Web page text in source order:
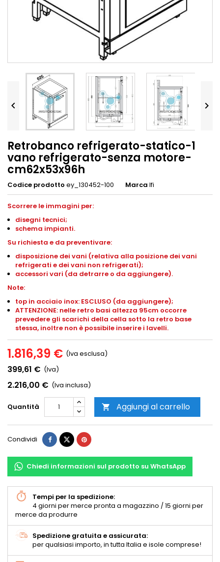
 
Retrobanco refrigerato-statico-1
vano refrigerato-senza motore-
cm62x53x96h
Codice prodotto ey_130452-100 Marca Ifi
Scorrere le immagini per:
disegni tecnici;
schema impianti.
Su richiesta e da preventivare:
disposizione dei vani (relativa alla posizione dei vani
refrigerati e dei vani non refrigerati);
accessori vari (da detrarre o da aggiungere).
Note:
top in acciaio inox: ESCLUSO (da aggiungere);
ATTENZIONE: nelle retro basi altezza 95cm occorre
prevedere gli scarichi della cella sotto la retro base
stessa, inoltre non è possibile inserire i lavelli.
1.816,39 € (Iva esclusa)
399,61 € (Iva)
2.216,00 € (Iva inclusa)
Quantità  Aggiungi al carrello
Condividi
Chiedi informazioni sul prodotto su WhatsApp
Tempi per la spedizione:
4 giorni per merce pronta a magazzino / 15 giorni per
merce da produrre
Spedizione gratuita e assicurata:
per qualsiasi importo, in tutta Italia e isole comprese!